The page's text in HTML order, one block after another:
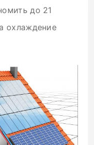
до 21
охлаждение